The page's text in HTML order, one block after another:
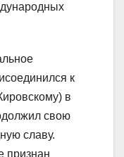
к
в
свою
славу.
признан